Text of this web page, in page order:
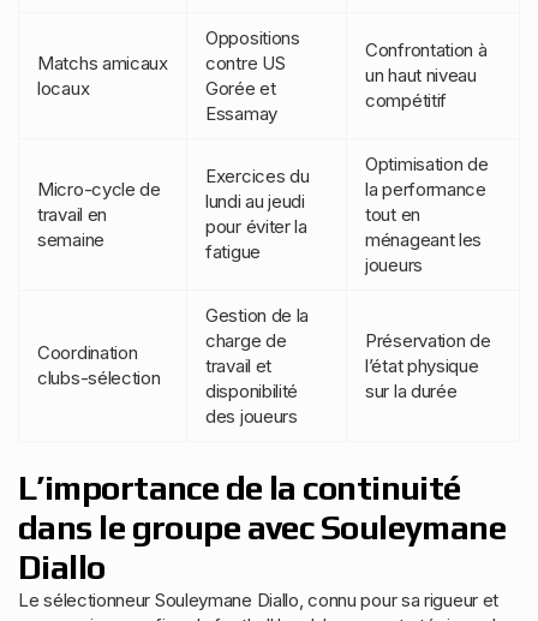
Matchs amicaux
locaux
Oppositions
contre US
Gorée et
Essamay
Confrontation à
un haut niveau
compétitif
Micro-cycle de
travail en
semaine
Exercices du
lundi au jeudi
pour éviter la
fatigue
Optimisation de
la performance
tout en
ménageant les
joueurs
Coordination
clubs-sélection
Gestion de la
charge de
travail et
disponibilité
des joueurs
Préservation de
l’état physique
sur la durée
L’importance de la continuité
dans le groupe avec Souleymane
Diallo
Le sélectionneur Souleymane Diallo, connu pour sa rigueur et